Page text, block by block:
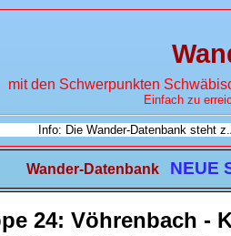
mit den Schwerpunkten
Einfach zu
Info: Die Wander-Datenbank steht
Wander-Datenbank NEUE
24: Vöhrenbach -